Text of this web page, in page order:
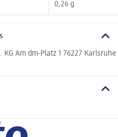
0,26 g
Am dm-Platz 1 76227 Karlsruhe